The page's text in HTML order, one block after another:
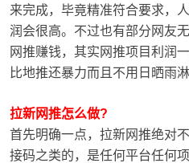
来完成，毕竟精准符合要求，
润会很高。不过也有部分网友
网推赚钱，其实网推项目利润
比地推还暴力而且不用日晒雨
拉新网推怎么做?
首先明确一点，拉新网推绝对
接码之类的，是任何平台任何